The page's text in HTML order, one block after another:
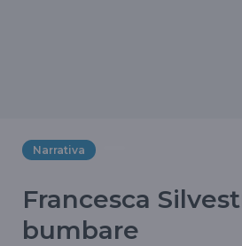
Narrativa
Francesca
bumbare